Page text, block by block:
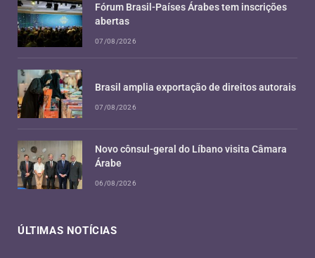
ÚLTIMAS NOTÍCIAS
Fórum Brasil-Países Árabes tem inscrições
abertas
07/08/2026
Brasil amplia exportação de direitos autorais
07/08/2026
Novo cônsul-geral do Líbano visita Câmara
Árabe
06/08/2026